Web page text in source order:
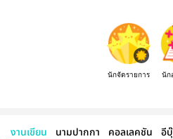
นักจัดรายการ นัก
งานเขียน นามปากกา คอลเลคชัน อี